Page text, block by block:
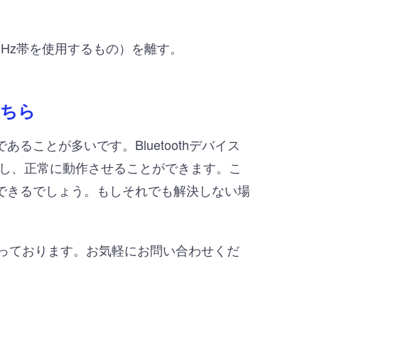
帯を使用するもの）を離す。
ら
ることが多いです。Bluetoothデバイス
、正常に動作させることができます。こ
るでしょう。もしそれでも解決しない場
ております。お気軽にお問い合わせくだ